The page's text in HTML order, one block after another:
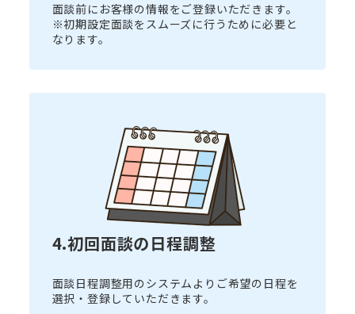
面談前にお客様の情報をご登録いただきます。
※初期設定面談をスムーズに行うために必要と
なります。
4.初回面談の日程調整
面談日程調整用のシステムよりご希望の日程を
選択・登録していただきます。